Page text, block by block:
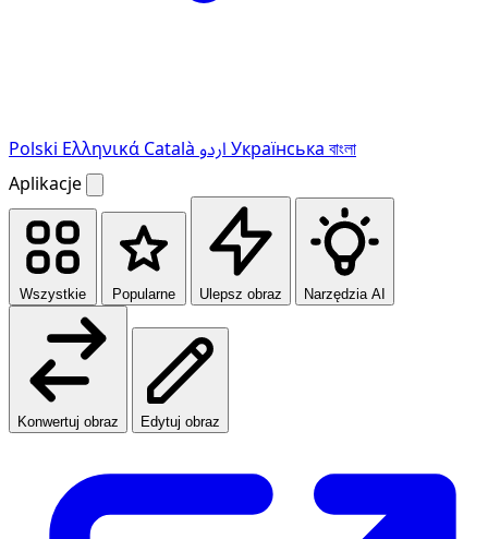
Polski Ελληνικά Català Українська বাংলা
Aplikacje
Wszystkie Popularne Ulepsz obraz Narzędzia AI
Konwertuj obraz Edytuj obraz